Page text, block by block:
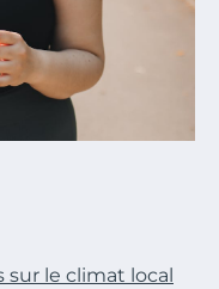
sur le climat local